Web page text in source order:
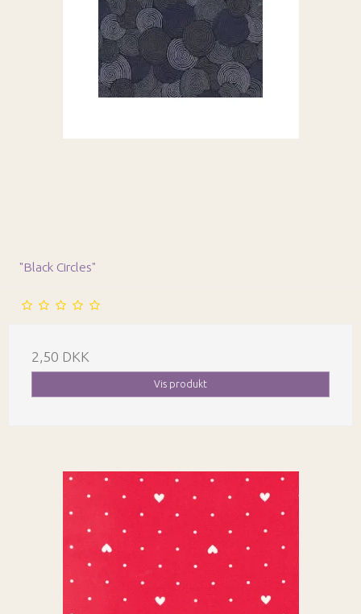
"Black Circles"
2,50 DKK
Vis produkt